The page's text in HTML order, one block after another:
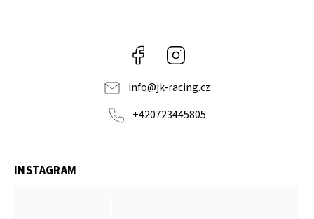
Facebook
info@jk-racing.cz
+420723445805
INSTAGRAM